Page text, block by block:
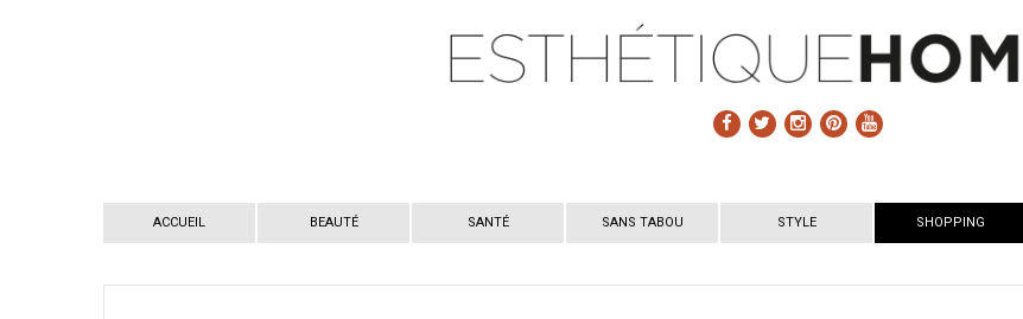
ACCUEIL BEAUTÉ SANTÉ SANS TABOU STYLE SHOPPING